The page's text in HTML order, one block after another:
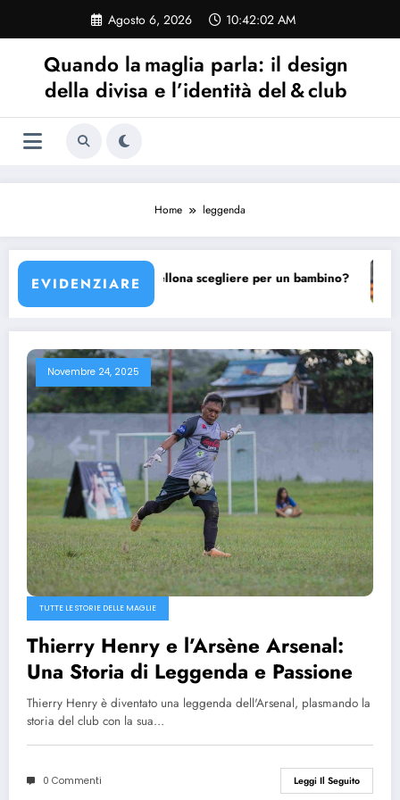
contenuto
Agosto 6, 2026 10:42:02 AM
Quando la maglia parla: il design
della divisa e l’identità del & club
Home leggenda
EVIDENZIARE
Quale maglia Barcellona scegliere per un bambino?
Novembre 24, 2025
TUTTE LE STORIE DELLE MAGLIE
Thierry Henry e l’Arsène Arsenal:
Una Storia di Leggenda e Passione
Thierry Henry è diventato una leggenda dell'Arsenal, plasmando la
storia del club con la sua…
0 Commenti Leggi Il Seguito